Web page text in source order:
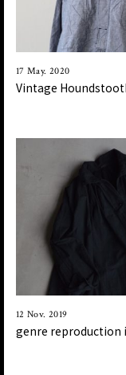
17 May. 2020
Vintage
12 Nov. 2019
genre reproduction